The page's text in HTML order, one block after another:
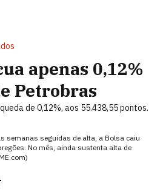
apenas 0,12%
Petrobras
de 0,12%, aos 55.438,55 pontos.
semanas seguidas de alta, a Bolsa caiu
No mês, ainda sustenta alta de